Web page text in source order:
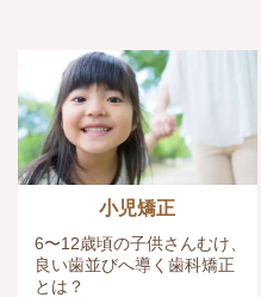
小児矯正
6〜12歳頃の子供さんむけ、
良い歯並びへ導く歯科矯正
とは？